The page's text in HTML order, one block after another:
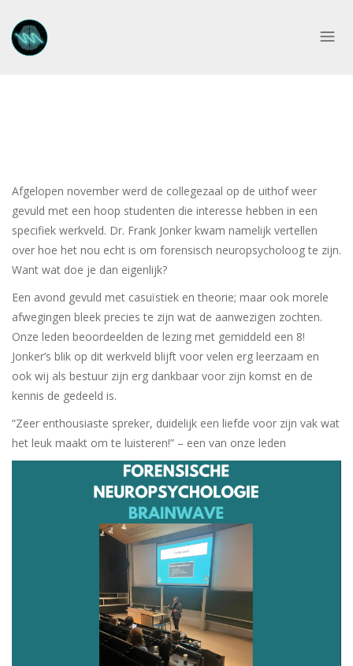
Afgelopen november werd de collegezaal op de uithof weer
gevuld met een hoop studenten die interesse hebben in een
specifiek werkveld. Dr. Frank Jonker kwam namelijk vertellen
over hoe het nou echt is om forensisch neuropsycholoog te zijn.
Want wat doe je dan eigenlijk?
Een avond gevuld met casuïstiek en theorie; maar ook morele
afwegingen bleek precies te zijn wat de aanwezigen zochten.
Onze leden beoordeelden de lezing met gemiddeld een 8!
Jonker’s blik op dit werkveld blijft voor velen erg leerzaam en
ook wij als bestuur zijn erg dankbaar voor zijn komst en de
kennis de gedeeld is.
“Zeer enthousiaste spreker, duidelijk een liefde voor zijn vak wat
het leuk maakt om te luisteren!” – een van onze leden